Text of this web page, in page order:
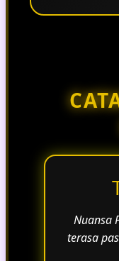
Nuansa
terasa